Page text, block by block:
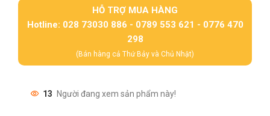
HỖ TRỢ MUA HÀNG
Hotline: 028 73030 886 - 0789 553 621 - 0776 470
298
(Bán hàng cả Thứ Bảy và Chủ Nhật)
13 Người đang xem sản phẩm này!